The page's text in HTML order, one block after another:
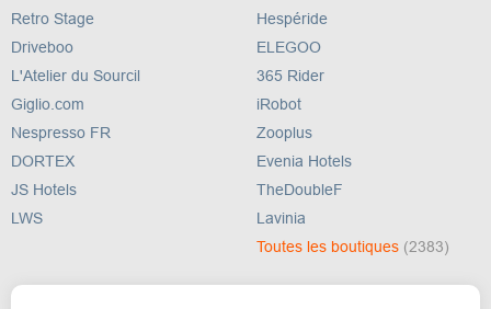
Retro Stage
Driveboo
L'Atelier du Sourcil
Giglio.com
Nespresso FR
DORTEX
JS Hotels
LWS
Hespéride
ELEGOO
365 Rider
iRobot
Zooplus
Evenia Hotels
TheDoubleF
Lavinia
Toutes les boutiques (2383)